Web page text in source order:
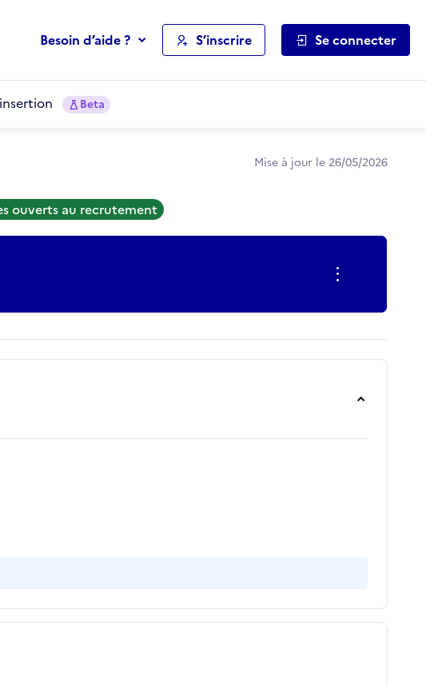
Besoin d’aide ? S’inscrire Se connecter
Beta
Mise à jour le 26/05/2026
ouverts au recrutement